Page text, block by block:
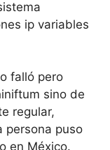
ip variables
falló pero
sino de
regular,
persona puso
en México.